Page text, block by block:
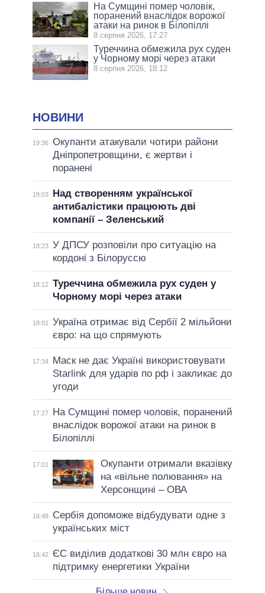
На Сумщині помер чоловік,
поранений внаслідок ворожої
атаки на ринок в Білопіллі
8 серпня 2026, 17:27
Туреччина обмежила рух суден
у Чорному морі через атаки
8 серпня 2026, 18:12
НОВИНИ
19:36 Окупанти атакували чотири райони
Дніпропетровщини, є жертви і
поранені
19:03
Над створенням української
антибалістики працюють дві
компанії – Зеленський
18:23 У ДПСУ розповіли про ситуацію на
кордоні з Білоруссю
18:12 Туреччина обмежила рух суден у
Чорному морі через атаки
18:01
Україна отримає від Сербії 2 мільйони
євро: на що спрямують
17:34
Маск не дає Україні використовувати
Starlink для ударів по рф і закликає до
угоди
17:27
На Сумщині помер чоловік, поранений
внаслідок ворожої атаки на ринок в
Білопіллі
17:01
Окупанти отримали вказівку
на «вільне полювання» на
Херсонщині – ОВА
16:48
Сербія допоможе відбудувати одне з
українських міст
16:42
ЄС виділив додаткові 30 млн євро на
підтримку енергетики України